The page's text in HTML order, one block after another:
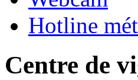
Hotline
Centre de